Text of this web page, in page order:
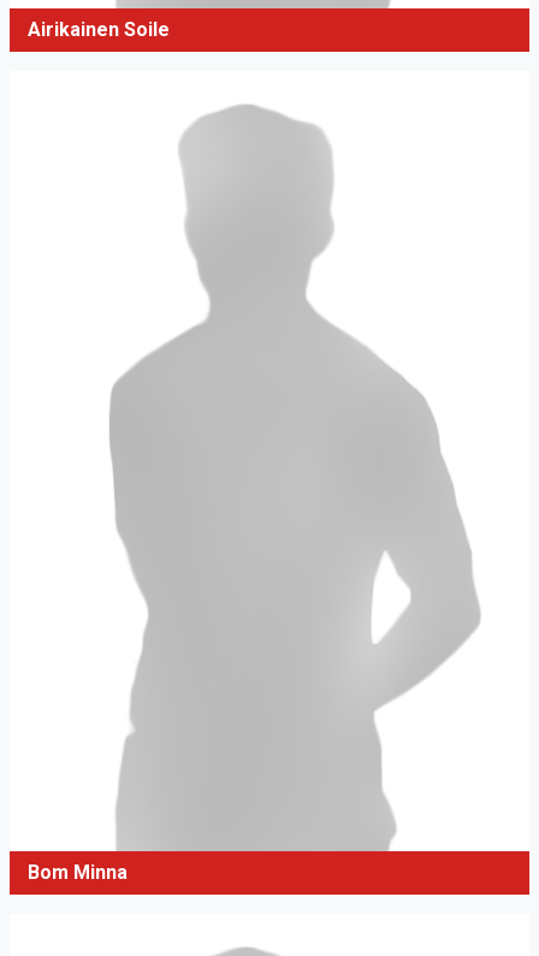
Airikainen Soile
Bom Minna